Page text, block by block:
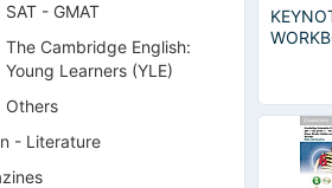
SAT - GMAT
The Cambridge English:
Young Learners (YLE)
Others
- Literature